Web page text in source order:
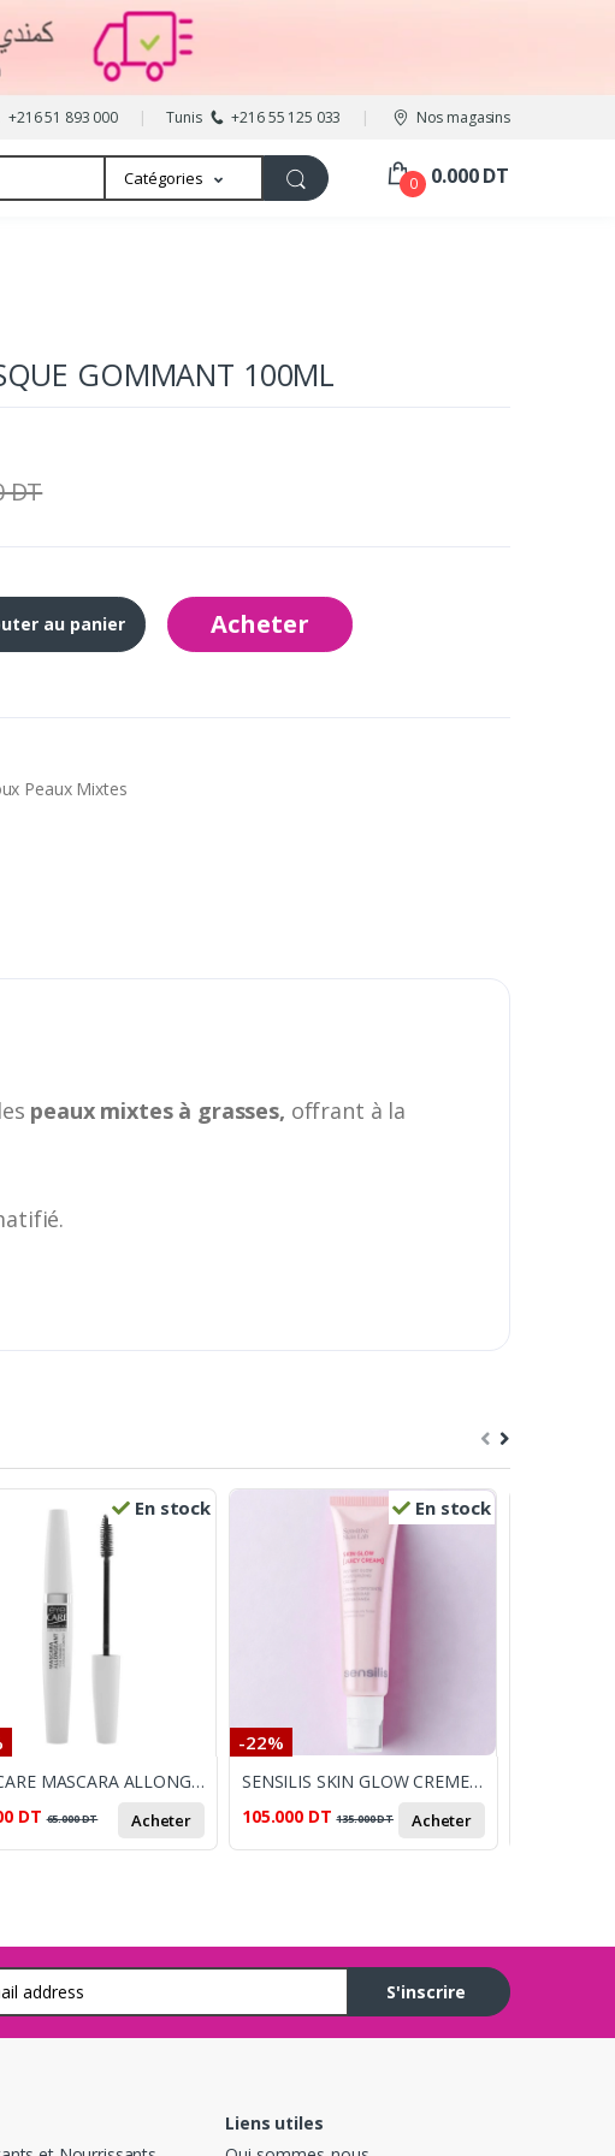
+216 51 893 000 Tunis +216 55 125 033 Nos magasins
Catégories 0 0.000 DT
GOMMANT 100ML
DT
au panier
Acheter
Peaux Mixtes
peaux mixtes à grasses, offrant à la
En stock
EYE CARE MASCARA ALLONGEANT NOIR
DT 65.000DT Acheter
En stock
-22%
SENSILIS SKIN GLOW CREME 50ML
105.000 DT 135.000DT Acheter
mail
S'inscrire
Liens utiles